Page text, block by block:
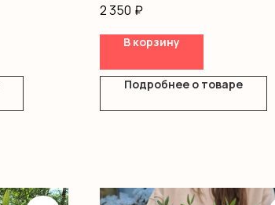
Оазис
Сумочка
2 350 ₽
В корзину
Подробнее о товаре